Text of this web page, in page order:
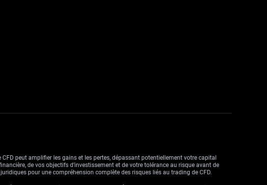
peut amplifier les gains et les pertes, dépassant potentiellement votre capital
de vos objectifs d’investissement et de votre tolérance au risque avant de
pour une compréhension complète des risques liés au trading de CFD.